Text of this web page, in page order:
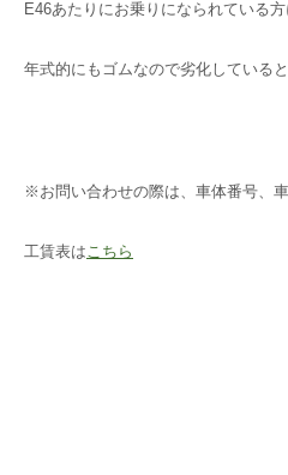
E46あたりにお乗りになられている
年式的にもゴムなので劣化している
※お問い合わせの際は、車体番号、
工賃表はこちら